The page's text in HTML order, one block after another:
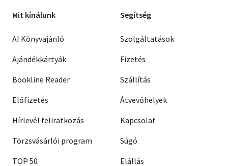
Mit kínálunk
AI Könyvajánló
Ajándékkártyák
Bookline Reader
Előfizetés
Hírlevél feliratkozás
Törzsvásárlói program
TOP 50
Segítség
Szolgáltatások
Fizetés
Szállítás
Átvevőhelyek
Kapcsolat
Súgó
Elállás